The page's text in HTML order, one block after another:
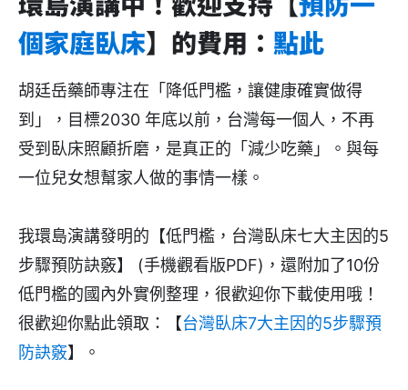
個家庭臥床】的費用： 點此
胡廷岳藥師專注在「降低門檻，讓健康確實做得
到」，目標2030 年底以前，台灣每一個人，不再
受到臥床照顧折磨，是真正的「減少吃藥」。與每
一位兒女想幫家人做的事情一樣。
我環島演講發明的【低門檻，台灣臥床七大主因的5
步驟預防訣竅】 (手機觀看版PDF)，還附加了10份
低門檻的國內外實例整理，很歡迎你下載使用哦！
很歡迎你點此領取：【台灣臥床7大主因的5步驟預
防訣竅】。